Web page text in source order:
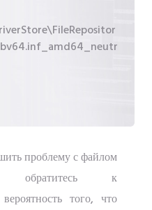
проблему с файлом
обратитесь к
того, что